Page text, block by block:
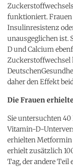
funktioniert. Frauen
Insulinresistenz
unausgeglichen ist.
D und Calcium
Zuckerstoffwechsel
daher den Effekt
Die Frauen
Sie untersuchten
Vitamin-D-
erhielten Metformin
erhielt zusätzlich
Tag, der andere Teil